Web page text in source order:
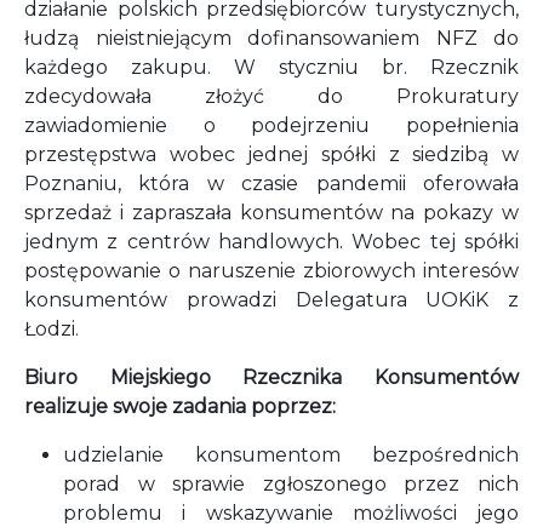
działanie polskich przedsiębiorców turystycznych,
łudzą nieistniejącym dofinansowaniem NFZ do
każdego zakupu. W styczniu br. Rzecznik
zdecydowała złożyć do Prokuratury
zawiadomienie o podejrzeniu popełnienia
przestępstwa wobec jednej spółki z siedzibą w
Poznaniu, która w czasie pandemii oferowała
sprzedaż i zapraszała konsumentów na pokazy w
jednym z centrów handlowych. Wobec tej spółki
postępowanie o naruszenie zbiorowych interesów
konsumentów prowadzi Delegatura UOKiK z
Łodzi.
Biuro Miejskiego Rzecznika Konsumentów
realizuje swoje zadania poprzez:
udzielanie konsumentom bezpośrednich
porad w sprawie zgłoszonego przez nich
problemu i wskazywanie możliwości jego